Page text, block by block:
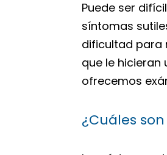
Puede ser
síntomas
dificultad para
que le hicieran
ofrecemos
¿Cuáles